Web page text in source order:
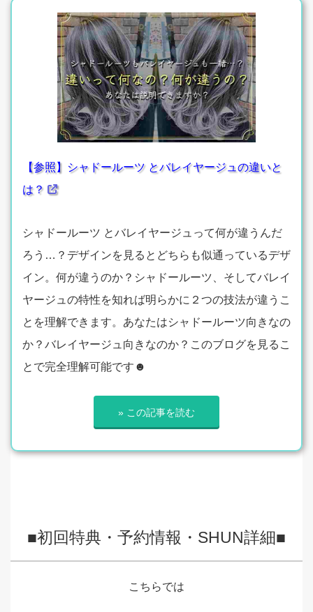
【参照】シャドールーツ とバレイヤージュの違いと
は？
シャドールーツ とバレイヤージュって何が違うんだ
ろう…？デザインを見るとどちらも似通っているデザ
イン。何が違うのか？シャドールーツ、そしてバレイ
ヤージュの特性を知れば明らかに２つの技法が違うこ
とを理解できます。あなたはシャドールーツ向きなの
か？バレイヤージュ向きなのか？このブログを見るこ
とで完全理解可能です☻
» この記事を読む
■初回特典・予約情報・SHUN詳細■
こちらでは